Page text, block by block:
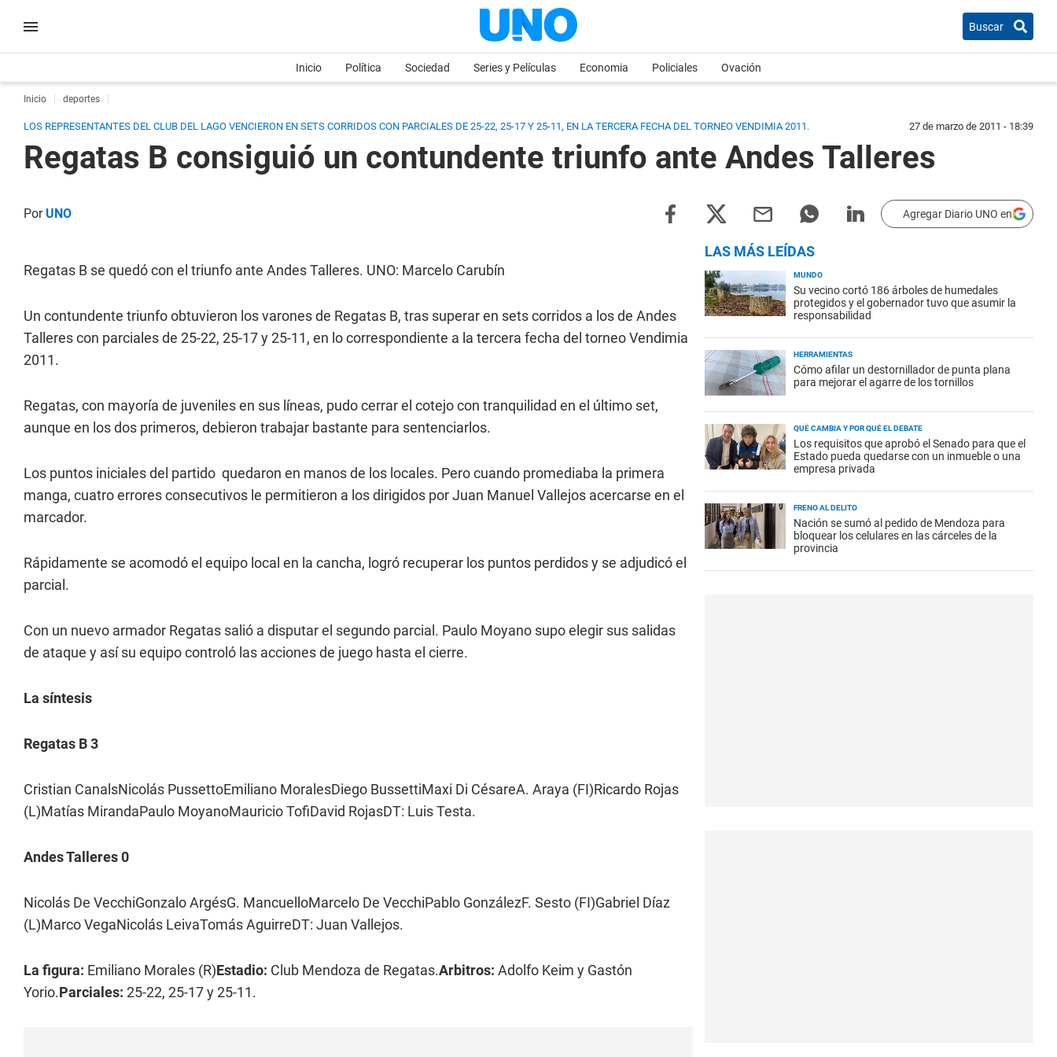
Buscar
Inicio Política Sociedad Series y Películas Economia Policiales Ovación
Inicio deportes
LOS REPRESENTANTES DEL CLUB DEL LAGO VENCIERON EN SETS CORRIDOS CON PARCIALES DE 25-22, 25-17 Y 25-11, EN LA TERCERA FECHA DEL TORNEO VENDIMIA 2011. 27 de marzo de 2011 - 18:39
Regatas B consiguió un contundente triunfo ante Andes Talleres
PorUNO Agregar Diario UNO en
Regatas B se quedó con el triunfo ante Andes Talleres. UNO: Marcelo Carubín
Un contundente triunfo obtuvieron los varones de Regatas B, tras superar en sets corridos a los de Andes
Talleres con parciales de 25-22, 25-17 y 25-11, en lo correspondiente a la tercera fecha del torneo Vendimia
2011.
Regatas, con mayoría de juveniles en sus líneas, pudo cerrar el cotejo con tranquilidad en el último set,
aunque en los dos primeros, debieron trabajar bastante para sentenciarlos.
Los puntos iniciales del partido quedaron en manos de los locales. Pero cuando promediaba la primera
manga, cuatro errores consecutivos le permitieron a los dirigidos por Juan Manuel Vallejos acercarse en el
marcador.
Rápidamente se acomodó el equipo local en la cancha, logró recuperar los puntos perdidos y se adjudicó el
parcial.
Con un nuevo armador Regatas salió a disputar el segundo parcial. Paulo Moyano supo elegir sus salidas
de ataque y así su equipo controló las acciones de juego hasta el cierre.
La síntesis
Regatas B 3
Cristian CanalsNicolás PussettoEmiliano MoralesDiego BussettiMaxi Di CésareA. Araya (FI)Ricardo Rojas
(L)Matías MirandaPaulo MoyanoMauricio TofiDavid RojasDT: Luis Testa.
Andes Talleres 0
Nicolás De VecchiGonzalo ArgésG. MancuelloMarcelo De VecchiPablo GonzálezF. Sesto (FI)Gabriel Díaz
(L)Marco VegaNicolás LeivaTomás AguirreDT: Juan Vallejos.
La figura: Emiliano Morales (R)Estadio: Club Mendoza de Regatas.Arbitros: Adolfo Keim y Gastón
Yorio.Parciales: 25-22, 25-17 y 25-11.
LAS MÁS LEÍDAS
MUNDO
Su vecino cortó 186 árboles de humedales
protegidos y el gobernador tuvo que asumir la
responsabilidad
HERRAMIENTAS
Cómo afilar un destornillador de punta plana
para mejorar el agarre de los tornillos
QUÉ CAMBIA Y POR QUÉ EL DEBATE
Los requisitos que aprobó el Senado para que el
Estado pueda quedarse con un inmueble o una
empresa privada
FRENO AL DELITO
Nación se sumó al pedido de Mendoza para
bloquear los celulares en las cárceles de la
provincia